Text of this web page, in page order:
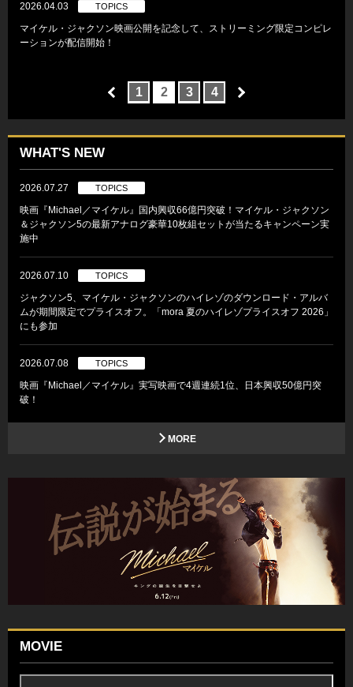
2026.04.03 TOPICS
マイケル・ジャクソン映画公開を記念して、ストリーミング限定コンピレ
ーションが配信開始！
1 2 3 4
WHAT'S NEW
2026.07.27 TOPICS
映画『Michael／マイケル』国内興収66億円突破！マイケル・ジャクソン
＆ジャクソン5の最新アナログ豪華10枚組セットが当たるキャンペーン実
施中
2026.07.10 TOPICS
ジャクソン5、マイケル・ジャクソンのハイレゾのダウンロード・アルバ
ムが期間限定でプライスオフ。「mora 夏のハイレゾプライスオフ 2026」
にも参加
2026.07.08 TOPICS
映画『Michael／マイケル』実写映画で4週連続1位、日本興収50億円突
破！
MORE
MOVIE